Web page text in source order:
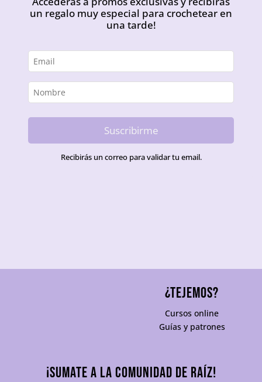
un regalo muy especial para crochetear en
una tarde!
Suscribirme
Recibirás un correo para validar tu email.
¿TEJEMOS?
Cursos online
Guías y patrones
¡Sumate a la comunidad De Raíz!